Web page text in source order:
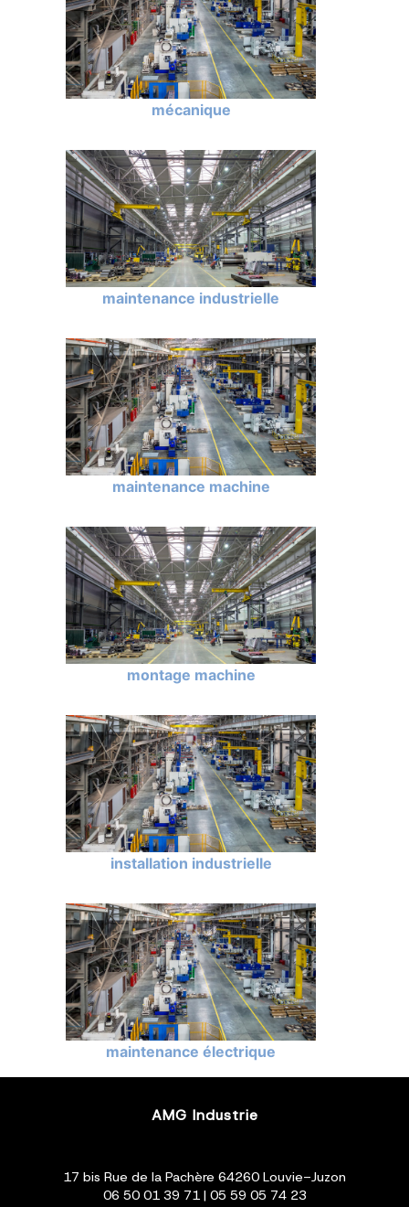
mécanique
maintenance industrielle
maintenance machine
montage machine
installation industrielle
maintenance électrique
AMG Industrie
17 bis Rue de la Pachère 64260 Louvie-Juzon
06 50 01 39 71| 05 59 05 74 23